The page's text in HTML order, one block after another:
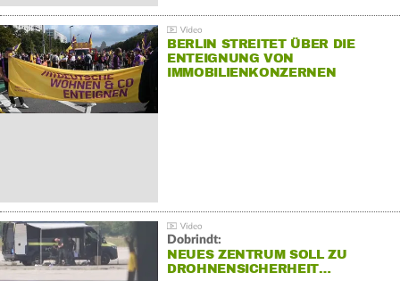
BERLIN STREITET ÜBER DIE
ENTEIGNUNG VON
IMMOBILIENKONZERNEN
Dobrindt:
NEUES ZENTRUM SOLL ZU
DROHNENSICHERHEIT…